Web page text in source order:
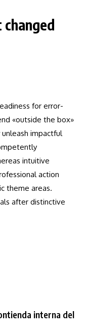
for error-
«outside the box»
impactful
intuitive
action
theme areas.
after distinctive
interna del